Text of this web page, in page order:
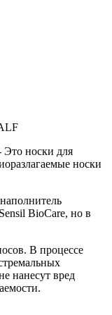
Это носки для
носки
BioCare, но в
В процессе
нанесут вред